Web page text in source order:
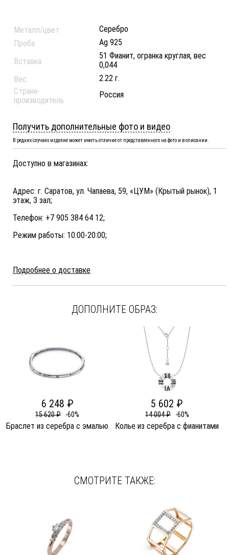
Металл/цвет
Серебро
Проба
Ag 925
Вставка
51 Фианит, огранка круглая, вес
0,044
Вес
2.22 г.
Страна-
производитель
Россия
Получить дополнительные фото и видео
В редких случаях изделие может иметь отличие от представленного на фото и в описании.
Доступно в магазинах:
Адрес: г. Саратов, ул. Чапаева, 59, «ЦУМ» (Крытый рынок), 1
этаж, 3 зал;
Телефон: +7 905 384 64 12;
Режим работы: 10:00-20:00;
Подробнее о доставке
ДОПОЛНИТЕ ОБРАЗ:
6 248 ₽
15 620 ₽ -60%
Браслет из серебра c эмалью
5 602 ₽
14 004 ₽ -60%
Колье из серебра c фианитами
СМОТРИТЕ ТАКЖЕ: